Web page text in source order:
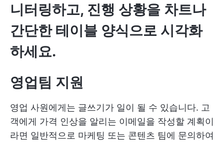
니터링하고, 진행 상황을 차트나
간단한 테이블 양식으로 시각화
하세요.
영업팀 지원
영업 사원에게는 글쓰기가 일이 될 수 있습니다. 고
객에게 가격 인상을 알리는 이메일을 작성할 계획이
라면 일반적으로 마케팅 또는 콘텐츠 팀에 문의하여